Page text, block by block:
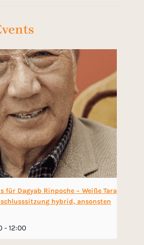
für Dagyab Rinpoche − Weiße Tara
hybrid, ansonsten
- 12:00